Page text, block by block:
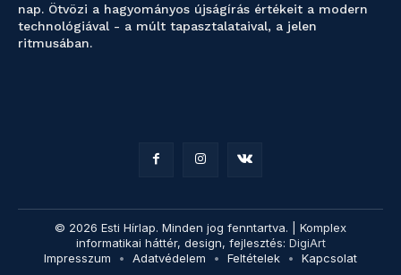
nap. Ötvözi a hagyományos újságírás értékeit a modern
technológiával - a múlt tapasztalataival, a jelen
ritmusában.
© 2026 Esti Hírlap. Minden jog fenntartva. | Komplex
informatikai háttér, design, fejlesztés: DigiArt
Impresszum
Adatvédelem Feltételek Kapcsolat